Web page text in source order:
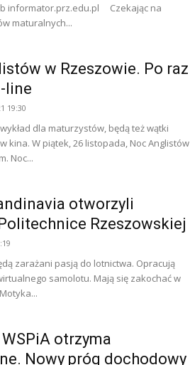
informator.prz.edu.pl Czekając na
maturalnych...
w Rzeszowie. Po raz
line
19:30
dla maturzystów, będą też wątki
kina. W piątek, 26 listopada, Noc Anglistów
Noc...
otworzyli
Rzeszowskiej
zarażani pasją do lotnictwa. Opracują
samolotu. Mają się zakochać w
otrzyma
Nowy próg dochodowy